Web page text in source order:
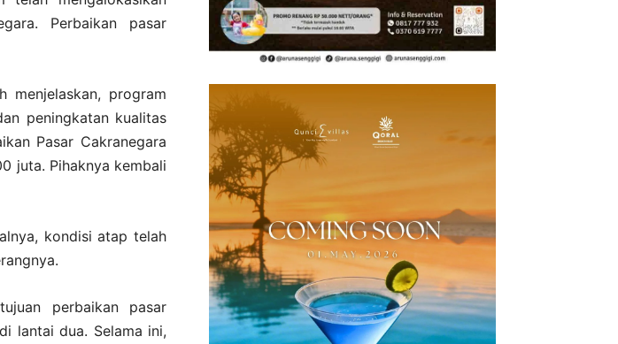
Perbaikan pasar
menjelaskan, program
peningkatan kualitas
Pasar Cakranegara
juta. Pihaknya kembali
kondisi atap telah
perbaikan pasar
lantai dua. Selama ini,